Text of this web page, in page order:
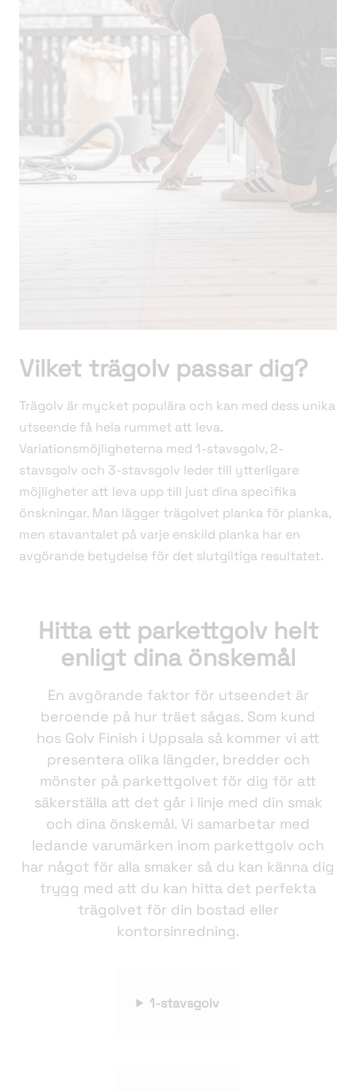
Vilket trägolv passar dig?
Trägolv är mycket populära och kan med dess unika
utseende få hela rummet att leva.
Variationsmöjligheterna med 1-stavsgolv, 2-
stavsgolv och 3-stavsgolv leder till ytterligare
möjligheter att leva upp till just dina specifika
önskningar. Man lägger trägolvet planka för planka,
men stavantalet på varje enskild planka har en
avgörande betydelse för det slutgiltiga resultatet.
Hitta ett parkettgolv helt
enligt dina önskemål
En avgörande faktor för utseendet är
beroende på hur träet sågas. Som kund
hos Golv Finish i Uppsala så kommer vi att
presentera olika längder, bredder och
mönster på parkettgolvet för dig för att
säkerställa att det går i linje med din smak
och dina önskemål. Vi samarbetar med
ledande varumärken inom parkettgolv och
har något för alla smaker så du kan känna dig
trygg med att du kan hitta det perfekta
trägolvet för din bostad eller
kontorsinredning.
1-stavsgolv